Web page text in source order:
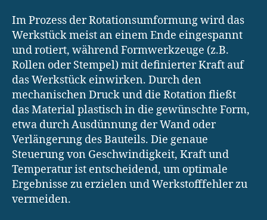
Im Prozess der Rotationsumformung wird das
Werkstück meist an einem Ende eingespannt
und rotiert, während Formwerkzeuge (z.B.
Rollen oder Stempel) mit definierter Kraft auf
das Werkstück einwirken. Durch den
mechanischen Druck und die Rotation fließt
das Material plastisch in die gewünschte Form,
etwa durch Ausdünnung der Wand oder
Verlängerung des Bauteils. Die genaue
Steuerung von Geschwindigkeit, Kraft und
Temperatur ist entscheidend, um optimale
Ergebnisse zu erzielen und Werkstofffehler zu
vermeiden.